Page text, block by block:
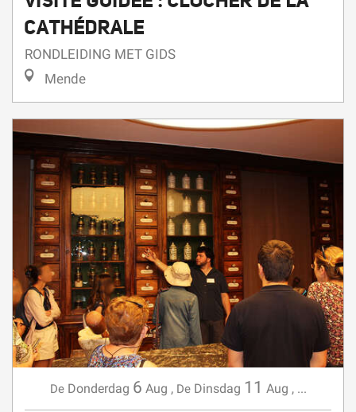
CATHÉDRALE
RONDLEIDING MET GIDS
Mende
De Donderdag 6 Aug , De Dinsdag 11 Aug , ...